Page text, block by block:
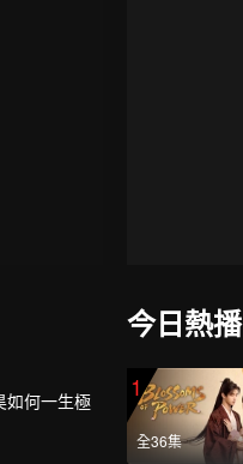
如何一生極
今日熱播
1
全36集